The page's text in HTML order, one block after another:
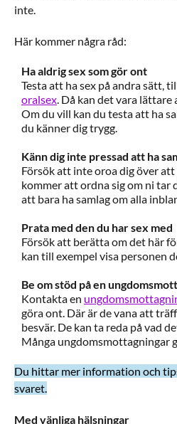
inte.
Här kommer några råd:
Ha aldrig sex som gör ont
Testa att ha sex på andra sätt,
oralsex. Då kan det vara lättare
Om du vill kan du testa att ha
du känner dig trygg.
Känn dig inte pressad att ha
Försök att inte oroa dig över
kommer att ordna sig om ni
att bara ha samlag om alla
Prata med den du har sex med
Försök att berätta om det här
kan till exempel visa personen
Be om stöd på en
Kontakta en
göra ont. Där är de vana att
besvär. De kan ta reda på vad
Många ungdomsmottagningar
Du hittar mer information och
svaret.
Med vänliga hälsningar